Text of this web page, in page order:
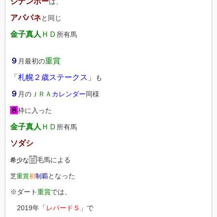
アパパネと同じ
金子真人 ＨＤ 所有馬
９ 月最初の重賞
「 札幌２歳ステークス 」 も
９ 月の ＪＲＡ カレンダー同様
８枠に入った
金子真人 ＨＤ 所有馬
ソダシ
希少な白毛馬による
芝重賞初制覇となった
※ダート重賞では、
2019年「 レパードＳ 」で